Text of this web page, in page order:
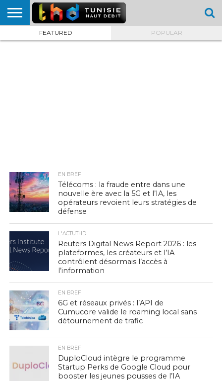
HOME
L’ACTUTHD
EN
PODCASTS
TEST
COMPARATIF
CARTE DE
CONTACT
FEATURED POPULAR
EN BREF
Télécoms : la fraude entre dans une
nouvelle ère avec la 5G et l’IA, les
opérateurs revoient leurs stratégies de
défense
L'ACTUTHD
Reuters Digital News Report 2026 : les
plateformes, les créateurs et l’IA
contrôlent désormais l’accès à
l’information
EN BREF
6G et réseaux privés : l’API de
Cumucore valide le roaming local sans
détournement de trafic
EN BREF
DuploCloud intègre le programme
Startup Perks de Google Cloud pour
booster les jeunes pousses de l’IA